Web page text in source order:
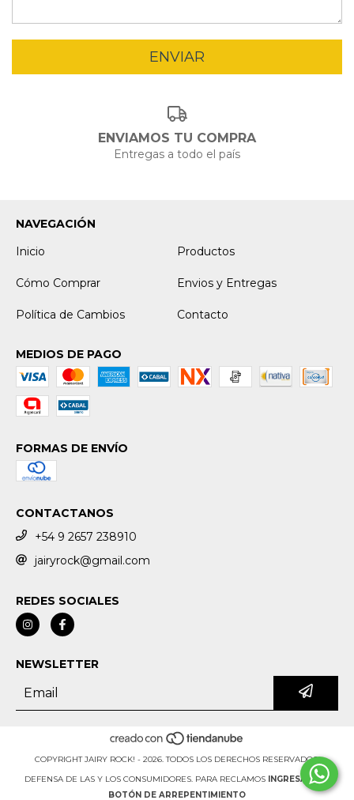
ENVIAMOS TU COMPRA
Entregas a todo el país
NAVEGACIÓN
Inicio
Productos
Cómo Comprar Envios y Entregas
Política de Cambios Contacto
MEDIOS DE PAGO
FORMAS DE ENVÍO
CONTACTANOS
+54 9 2657 238910
jairyrock@gmail.com
REDES SOCIALES
NEWSLETTER
COPYRIGHT JAIRY ROCK! - 2026. TODOS LOS DERECHOS RESERVADOS.
DEFENSA DE LAS Y LOS CONSUMIDORES. PARA RECLAMOS INGRESÁ ACÁ.
BOTÓN DE ARREPENTIMIENTO